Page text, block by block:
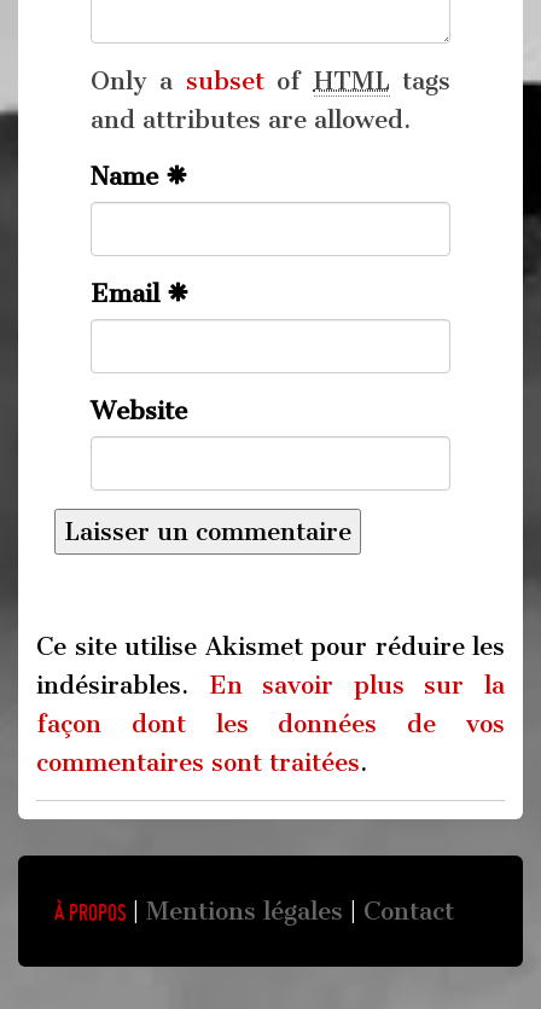
Only a subsetof HTML tags
and attributes are allowed.
Name
Email
Website
Ce site utilise Akismet pour réduire les
indésirables. En savoir plus sur la
façon dont les données de vos
commentaires sont traitées.
À propos Mentions légales Contact